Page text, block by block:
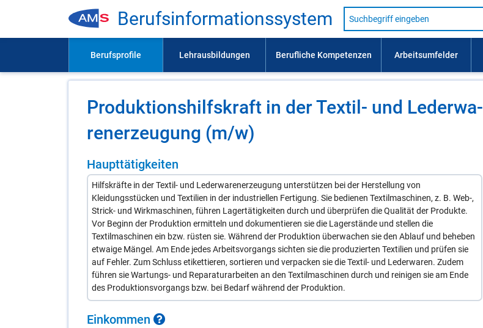
Be­rufs­in­for­ma­ti­ons­sys­tem
Suche
nach
Lehrausbildung,
usw.
Pro­duk­ti­ons­hilfs­kraft in der Tex­til- und Le­der­wa­
ren­er­zeu­gung (m/​w)
Haupttätigkeiten
Hilfskräfte in der Textil- und Lederwarenerzeugung unterstützen bei der Herstellung von
Kleidungsstücken und Textilien in der industriellen Fertigung. Sie bedienen Textilmaschinen, z. B. Web-,
Strick- und Wirkmaschinen, führen Lagertätigkeiten durch und überprüfen die Qualität der Produkte.
Vor Beginn der Produktion ermitteln und dokumentieren sie die Lagerstände und stellen die
Textilmaschinen ein bzw. rüsten sie. Während der Produktion überwachen sie den Ablauf und beheben
etwaige Mängel. Am Ende jedes Arbeitsvorgangs sichten sie die produzierten Textilien und prüfen sie
auf Fehler. Zum Schluss etikettieren, sortieren und verpacken sie die Textil- und Lederwaren. Zudem
führen sie Wartungs- und Reparaturarbeiten an den Textilmaschinen durch und reinigen sie am Ende
des Produktionsvorgangs bzw. bei Bedarf während der Produktion.
Ein­kom­men